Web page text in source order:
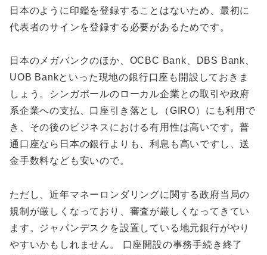
日本のように印鑑を登録することはないため、最初に
代表者のサインを登録する必要があるためです。
日本のメガバンクのほか、OCBC Bank、DBS Bank、
UOB Bankといった現地の銀行口座も開設しておきま
しょう。シンガポールのローカル企業との取引や政府
系企業への支払、口座引き落とし（GIRO）にも利用で
き、その後のビジネスにおける有用性は高いです。普
通口座なら日本の銀行よりも、利息も高いですし、送
金手数料なども安いので。
ただし、近年マネーロンダリングに関する政府当局の
規制が厳しくなっており、審査が厳しくなってきてい
ます。ジャパンデスクを設置している地元銀行がやり
やすいかもしれません。 口座開設の事務手続き終了